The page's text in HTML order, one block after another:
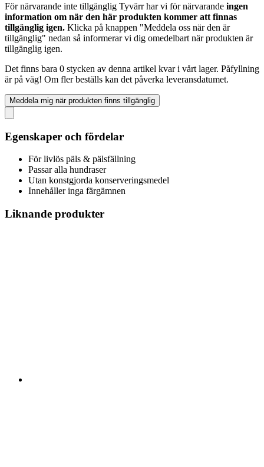
För närvarande inte tillgänglig Tyvärr har vi för närvarande ingen
information om när den här produkten kommer att finnas
tillgänglig igen. Klicka på knappen "Meddela oss när den är
tillgänglig" nedan så informerar vi dig omedelbart när produkten är
tillgänglig igen.
Det finns bara 0 stycken av denna artikel kvar i vårt lager. Påfyllning
är på väg! Om fler beställs kan det påverka leveransdatumet.
Meddela mig när produkten finns tillgänglig
Egenskaper och fördelar
För livlös päls & pälsfällning
Passar alla hundraser
Utan konstgjorda konserveringsmedel
Innehåller inga färgämnen
Liknande produkter